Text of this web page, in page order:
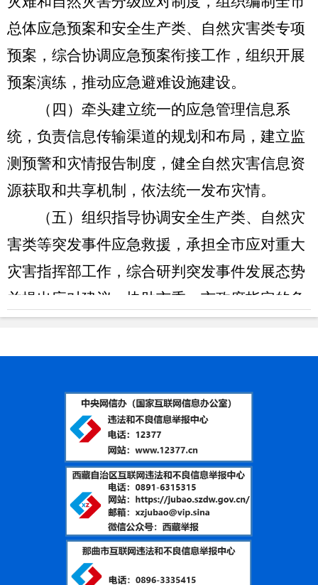
总体应急预案和安全生产类、自然灾害类专项
预案，综合协调应急预案衔接工作，组织开展
预案演练，推动应急避难设施建设。
（四）牵头建立统一的应急管理信息系
统，负责信息传输渠道的规划和布局，建立监
测预警和灾情报告制度，健全自然灾害信息资
源获取和共享机制，依法统一发布灾情。
（五）组织指导协调安全生产类、自然灾
害类等突发事件应急救援，承担全市应对重大
灾害指挥部工作，综合研判突发事件发展态势
并提出应对建议，协助市委、市政府指定的负
（六）负责消防工作，指导县（区）消防
（七）指导协调森林和草原火灾、水旱灾
害、地震和地质灾害等防治工作，负责自然灾
害综合监测预警工作，指导开展自然灾害综合
风险评估工作。
（八）组织协调灾害救助工作，组织指导
开展灾情核查、损失评估、救灾捐赠工作，管
理、分配救灾款物并监督使用。